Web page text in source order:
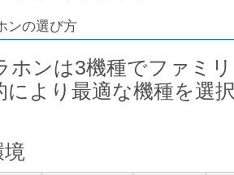
ンの選び方
ホンは3機種でファミ
により最適な機種を選
境